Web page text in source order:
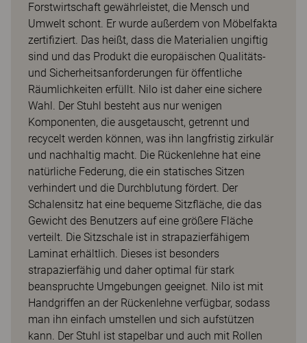
Forstwirtschaft gewährleistet, die Mensch und
Umwelt schont. Er wurde außerdem von Möbelfakta
zertifiziert. Das heißt, dass die Materialien ungiftig
sind und das Produkt die europäischen Qualitäts-
und Sicherheitsanforderungen für öffentliche
Räumlichkeiten erfüllt. Nilo ist daher eine sichere
Wahl. Der Stuhl besteht aus nur wenigen
Komponenten, die ausgetauscht, getrennt und
recycelt werden können, was ihn langfristig zirkulär
und nachhaltig macht. Die Rückenlehne hat eine
natürliche Federung, die ein statisches Sitzen
verhindert und die Durchblutung fördert. Der
Schalensitz hat eine bequeme Sitzfläche, die das
Gewicht des Benutzers auf eine größere Fläche
verteilt. Die Sitzschale ist in strapazierfähigem
Laminat erhältlich. Dieses ist besonders
strapazierfähig und daher optimal für stark
beanspruchte Umgebungen geeignet. Nilo ist mit
Handgriffen an der Rückenlehne verfügbar, sodass
man ihn einfach umstellen und sich aufstützen
kann. Der Stuhl ist stapelbar und auch mit Rollen